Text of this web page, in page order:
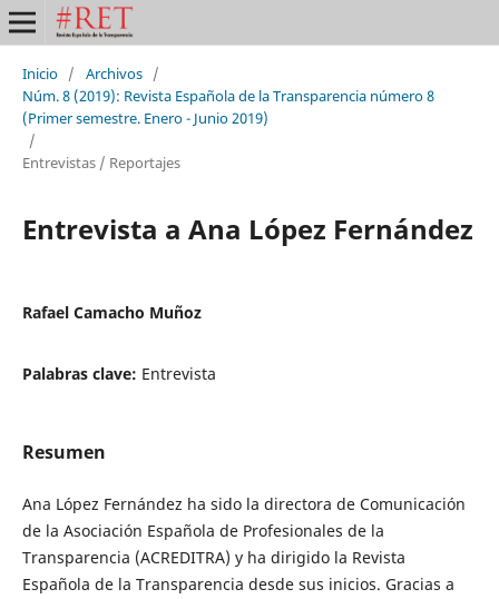
Inicio / Archivos /
Núm. 8 (2019): Revista Española de la Transparencia número 8
(Primer semestre. Enero - Junio 2019)
/
Entrevistas / Reportajes
Entrevista a Ana López Fernández
Rafael Camacho Muñoz
Palabras clave: Entrevista
Resumen
Ana López Fernández ha sido la directora de Comunicación
de la Asociación Española de Profesionales de la
Transparencia (ACREDITRA) y ha dirigido la Revista
Española de la Transparencia desde sus inicios. Gracias a